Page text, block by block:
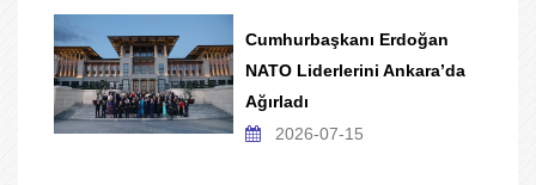
Cumhurbaşkanı Erdoğan
NATO Liderlerini Ankara’da
Ağırladı
2026-07-15